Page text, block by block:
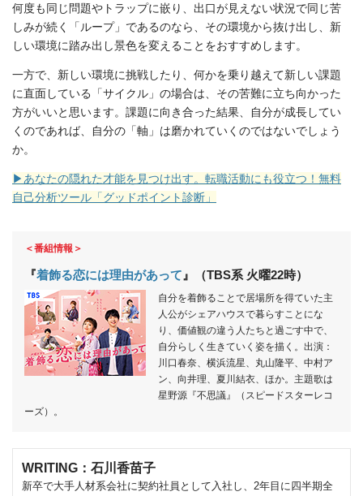
何度も同じ問題やトラップに嵌り、出口が見えない状況で同じ苦
しみが続く「ループ」であるのなら、その環境から抜け出し、新
しい環境に踏み出し景色を変えることをおすすめします。
一方で、新しい環境に挑戦したり、何かを乗り越えて新しい課題
に直面している「サイクル」の場合は、その苦難に立ち向かった
方がいいと思います。課題に向き合った結果、自分が成長してい
くのであれば、自分の「軸」は磨かれていくのではないでしょう
か。
▶あなたの隠れた才能を見つけ出す。転職活動にも役立つ！無料
自己分析ツール「グッドポイント診断」
＜番組情報＞
『着飾る恋には理由があって 』（TBS系 火曜22時）
自分を着飾ることで居場所を得ていた主
人公がシェアハウスで暮らすことにな
り、価値観の違う人たちと過ごす中で、
自分らしく生きていく姿を描く。出演：
川口春奈、横浜流星、丸山隆平、中村ア
ン、向井理、夏川結衣、ほか。主題歌は
星野源『不思議』（スピードスターレコ
ーズ）。
WRITING：石川香苗子
新卒で大手人材系会社に契約社員として入社し、2年目に四半期全